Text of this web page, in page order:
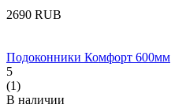
‍2690‍ RUB
Подоконники Комфорт 600мм
5
(1)
В наличии